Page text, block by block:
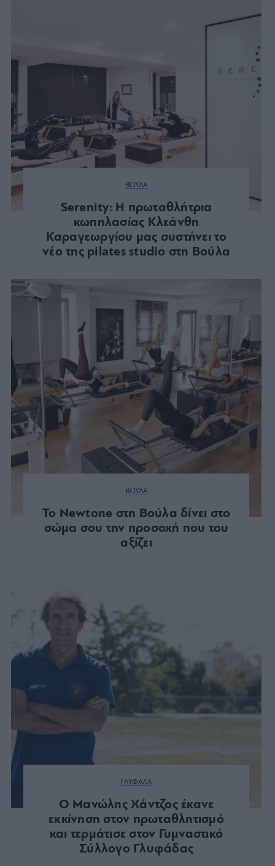
ΒΟΥΛΑ
Serenity: Η πρωταθλήτρια
κωπηλασίας Κλεάνθη
Καραγεωργίου μας συστήνει το
νέο της pilates studio στη Βούλα
ΒΟΥΛΑ
Το Newtone στη Βούλα δίνει στο
σώμα σου την προσοχή που του
αξίζει
ΓΛΥΦΑΔΑ
Ο Μανώλης Χάντζος έκανε
εκκίνηση στον πρωταθλητισμό
και τερμάτισε στον Γυμναστικό
Σύλλογο Γλυφάδας